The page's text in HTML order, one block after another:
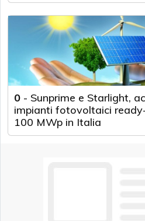
0 - Sunprime e Starlight,
impianti fotovoltaici
100 MWp in Italia